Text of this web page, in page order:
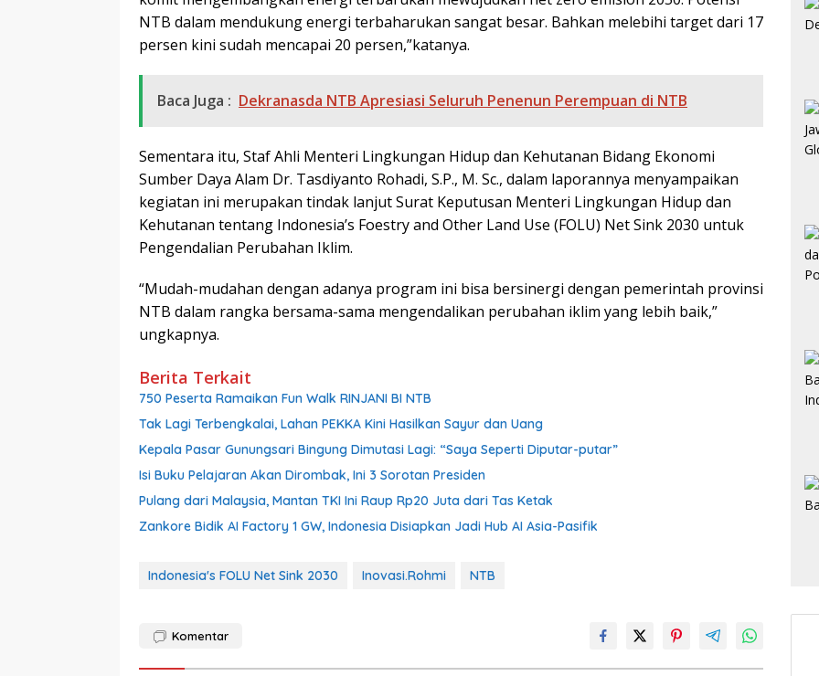
NTB dalam mendukung energi terbaharukan sangat besar. Bahkan melebihi target dari 17
persen kini sudah mencapai 20 persen,”katanya.
Baca Juga : Dekranasda NTB Apresiasi Seluruh Penenun Perempuan di NTB
Sementara itu, Staf Ahli Menteri Lingkungan Hidup dan Kehutanan Bidang Ekonomi
Sumber Daya Alam Dr. Tasdiyanto Rohadi, S.P., M. Sc., dalam laporannya menyampaikan
kegiatan ini merupakan tindak lanjut Surat Keputusan Menteri Lingkungan Hidup dan
Kehutanan tentang Indonesia’s Foestry and Other Land Use (FOLU) Net Sink 2030 untuk
Pengendalian Perubahan Iklim.
“Mudah-mudahan dengan adanya program ini bisa bersinergi dengan pemerintah provinsi
NTB dalam rangka bersama-sama mengendalikan perubahan iklim yang lebih baik,”
ungkapnya.
Berita Terkait
750 Peserta Ramaikan Fun Walk RINJANI BI NTB
Tak Lagi Terbengkalai, Lahan PEKKA Kini Hasilkan Sayur dan Uang
Kepala Pasar Gunungsari Bingung Dimutasi Lagi: “Saya Seperti Diputar-putar”
Isi Buku Pelajaran Akan Dirombak, Ini 3 Sorotan Presiden
Pulang dari Malaysia, Mantan TKI Ini Raup Rp20 Juta dari Tas Ketak
Zankore Bidik AI Factory 1 GW, Indonesia Disiapkan Jadi Hub AI Asia-Pasifik
Indonesia's FOLU Net Sink 2030 Inovasi.Rohmi NTB
Komentar